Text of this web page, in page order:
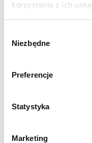
korzystania z ich
zgody
Niezbędne
Preferencje
Statystyka
Marketing